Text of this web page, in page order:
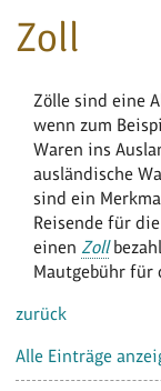
Zoll
Zölle sind eine
wenn zum
Waren ins
ausländische
sind ein
Reisende für
einen Zoll
Mautgebühr für
zurück
Alle Einträge